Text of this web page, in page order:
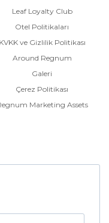
Leaf Loyalty Club
Otel Politikaları
KVKK ve Gizlilik Politikası
Around Regnum
Galeri
Çerez Politikası
Marketing Assets